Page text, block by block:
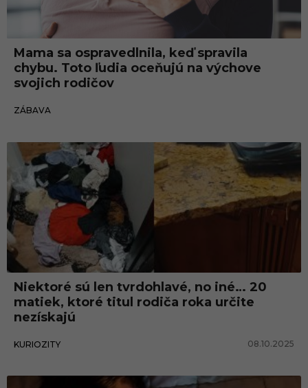
Mama sa ospravedlnila, keď spravila
chybu. Toto ľudia oceňujú na výchove
svojich rodičov
ZÁBAVA
Niektoré sú len tvrdohlavé, no iné… 20
matiek, ktoré titul rodiča roka určite
nezískajú
KURIOZITY 08.10.2025